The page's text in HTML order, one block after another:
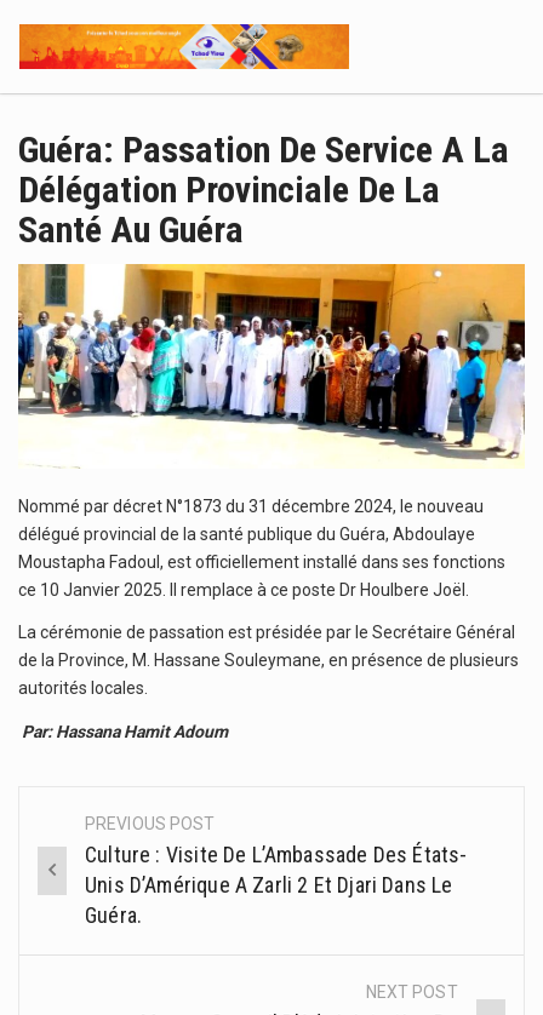
Guéra: Passation De Service A La
Délégation Provinciale De La
Santé Au Guéra
Nommé par décret N°1873 du 31 décembre 2024, le nouveau
délégué provincial de la santé publique du Guéra, Abdoulaye
Moustapha Fadoul, est officiellement installé dans ses fonctions
ce 10 Janvier 2025. Il remplace à ce poste Dr Houlbere Joël.
La cérémonie de passation est présidée par le Secrétaire Général
de la Province, M. Hassane Souleymane, en présence de plusieurs
autorités locales.
Par: Hassana Hamit Adoum
Post
navigation
PREVIOUS POST
Culture : Visite De L’Ambassade Des États-
Unis D’Amérique A Zarli 2 Et Djari Dans Le
Guéra.
NEXT POST